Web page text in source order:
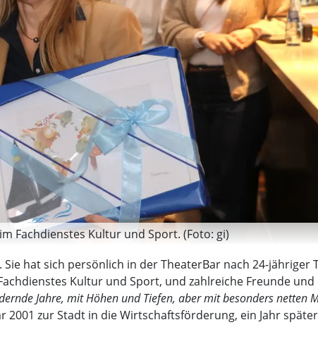
Fachdienstes Kultur und Sport. (Foto: gi)
Sie hat sich persönlich in der TheaterBar nach 24-jähriger
Kultur und Sport, und zahlreiche Freunde und
Jahre, mit Höhen und Tiefen, aber mit besonders netten
2001 zur Stadt in die Wirtschaftsförderung, ein Jahr